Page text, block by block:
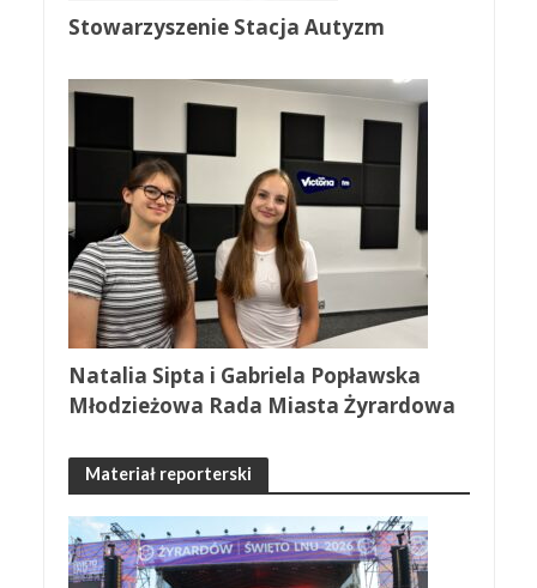
Stowarzyszenie Stacja Autyzm
Natalia Sipta i Gabriela Popławska
Młodzieżowa Rada Miasta Żyrardowa
Materiał reporterski